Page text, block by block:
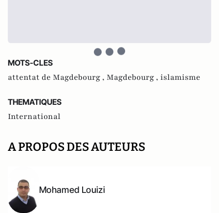
MOTS-CLES
attentat de Magdebourg , Magdebourg , islamisme
THEMATIQUES
International
A PROPOS DES AUTEURS
Mohamed Louizi